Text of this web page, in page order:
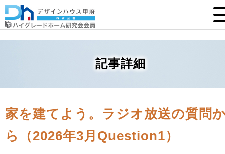
記事詳細
家を建てよう。ラジオ放送の質問
ら（2026年3月Question1）